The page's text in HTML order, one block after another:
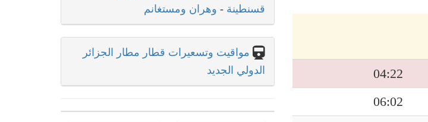
04:22
06:02
قسنطينة - وهران ومستغانم
مواقيت وتسعيرات قطار مطار الجزائر
الدولي الجديد